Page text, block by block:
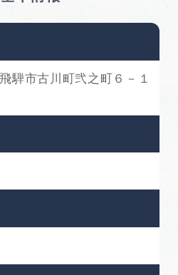
騨市古川町弐之町６－１